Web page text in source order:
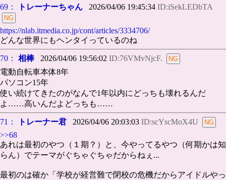
69： トレーナーちゃん 2026/04/06 19:45:34 ID:iSekLEDbTA
https://nlab.itmedia.co.jp/cont/articles/3334706/
どんな世界にもヘンタイっているのね
70： 相棒2026/04/06 19:56:02 ID:76VMvNjcF.
電動自転車本体8年
パソコン15年
使い続けてきたのがなんで1年以内にどっちも壊れるんだ
よ……高いんだよどっちも……
71： トレーナー君 2026/04/06 20:03:03 ID:scYscMoX4U
>>68
あれは最初のやつ（１期？）と、今やってるやつ（何期かは知
らん）でテーマがぐちゃぐちゃだからねぇ...
最初のは確か「学校が経営難で閉校の危機だからアイドルやっ